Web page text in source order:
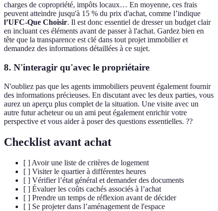
charges de copropriété, impôts locaux… En moyenne, ces frais
peuvent atteindre jusqu'à 15 % du prix d'achat, comme l’indique
l’UFC-Que Choisir. Il est donc essentiel de dresser un budget clair
en incluant ces éléments avant de passer à l'achat. Gardez bien en
tête que la transparence est clé dans tout projet immobilier et
demandez des informations détaillées à ce sujet.
8. N'interagir qu'avec le propriétaire
N'oubliez pas que les agents immobiliers peuvent également fournir
des informations précieuses. En discutant avec les deux parties, vous
aurez un aperçu plus complet de la situation. Une visite avec un
autre futur acheteur ou un ami peut également enrichir votre
perspective et vous aider à poser des questions essentielles. ??
Checklist avant achat
[ ] Avoir une liste de critères de logement
[ ] Visiter le quartier à différentes heures
[ ] Vérifier l’état général et demander des documents
[ ] Évaluer les coûts cachés associés à l’achat
[ ] Prendre un temps de réflexion avant de décider
[ ] Se projeter dans l’aménagement de l'espace